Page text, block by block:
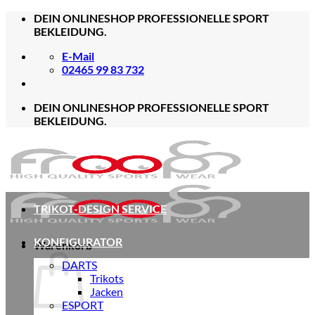
Zum
DEIN ONLINESHOP PROFESSIONELLE SPORT
BEKLEIDUNG.
E-Mail
02465 99 83 732
DEIN ONLINESHOP PROFESSIONELLE SPORT
BEKLEIDUNG.
Warenkorb
TRIKOT-DESIGN SERVICE
KONFIGURATOR
DARTS
Trikots
Jacken
ESPORT